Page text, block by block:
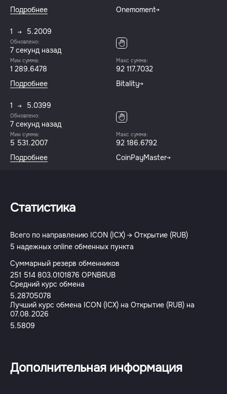
Подробнее
Onemoment
1 5.2009
Обновлено:
7 секунд назад
Мин сумма:
1 289.6478
Макс сумма:
92 117.7032
Подробнее
Bitality
1 5.0399
Обновлено:
7 секунд назад
Мин сумма:
5 531.2007
Макс сумма:
92 186.6792
Подробнее
CoinPayMaster
Статистика
Всего по направлению ICON (ICX) → Открытие (RUB)
5 надежных online обменных пункта
Суммарный резерв обменников
251 514 803.0101876 OPNBRUB
Средний курс обмена
5.28705078
Лучший курс обмена ICON (ICX) на Открытие (RUB) на
07.08.2026
5.5809
Дополнительная информация